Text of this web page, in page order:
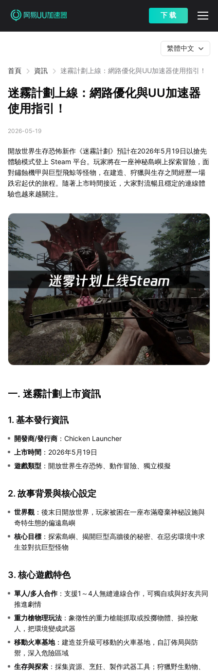
下 载
首頁 資訊 迷霧計劃上線：網路優化與UU加速器使用指引！
繁體中文
迷霧計劃上線：網路優化與UU加速器
使用指引！
2026-05-19
開放世界生存恐怖新作《迷霧計劃》預計在2026年5月19日以搶先
體驗模式登上 Steam 平台。玩家將在一座神秘島嶼上探索冒險，面
對鏽蝕機甲與巨型飛鯨等怪物，在建造、狩獵與生存之間經歷一場
跌宕起伏的旅程。隨著上市時間接近，大家對流暢且穩定的連線體
驗也越來越關注。
一. 迷霧計劃上市資訊
1. 基本發行資訊
開發商/發行商 ：Chicken Launcher
上市時間 ：2026年5月19日
遊戲類型 ：開放世界生存恐怖、動作冒險、獨立模擬
2. 故事背景與核心設定
世界觀：後末日開放世界，玩家被困在一座布滿廢棄神秘設施與
奇特生態的偏遠島嶼
核心目標 ：探索島嶼、揭開巨型高牆後的秘密、在惡劣環境中求
生並對抗巨型怪物
3. 核心遊戲特色
單人/多人合作：支援1～4人無縫連線合作，可獨自或與好友共同
推進劇情
重力槍物理玩法 ：象徵性的重力槍能抓取或投擲物體、操控敵
人，把環境變成武器
移動火車基地：建造並升級可移動的火車基地，自訂佈局與防
禦，深入危險區域
生存與探索 ：採集資源、烹飪、製作武器工具；狩獵野生動物、